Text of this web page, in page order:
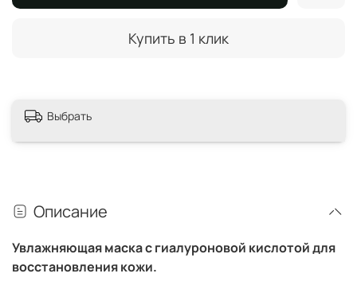
Купить в 1 клик
Выбрать
Описание
Увлажняющая маска с гиалуроновой кислотой для
восстановления кожи.